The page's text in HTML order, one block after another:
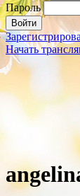
Пароль
Начать